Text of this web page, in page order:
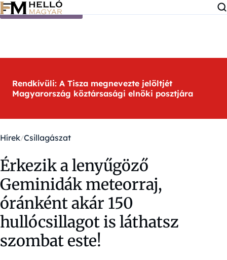
Ugrás a tartalomra
Rendkívüli: A Tisza megnevezte jelöltjét
Magyarország köztársasági elnöki posztjára
Hírek Csillagászat
Érkezik a lenyűgöző
Geminidák meteorraj,
óránként akár 150
hullócsillagot is láthatsz
szombat este!